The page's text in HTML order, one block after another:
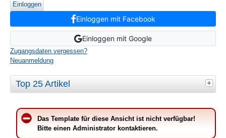
Einloggen
Einloggen mit Facebook
Einloggen mit Google
Zugangsdaten vergessen?
Neuanmeldung
Top 25 Artikel
Das Template für diese Ansicht ist nicht verfügbar!
Bitte einen Administrator kontaktieren.